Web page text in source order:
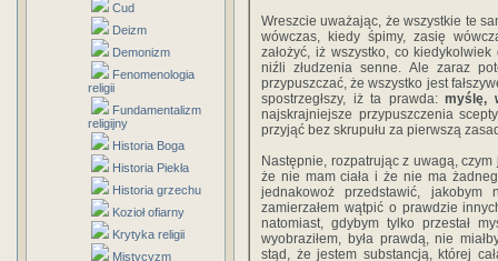
Cud
Deizm
Demonizm
Fenomenologia
religii
Fundamentalizm
religijny
Historia Boga
Historia Piekła
Historia grzechu
Kozioł ofiarny
Krytyka religii
Mistycyzm
Wreszcie uważając, że wszystkie te
wówczas, kiedy śpimy, zasię
założyć, iż wszystko, co
niźli złudzenia senne. Ale zaraz
przypuszczać, że wszystko jest
spostrzegłszy, iż ta prawda:myślę,
najskrajniejsze przypuszczenia
przyjąć bez skrupułu za pierwszą
Następnie, rozpatrując z uwagą,
że nie mam ciała i że nie ma
jednakowoż przedstawić,
zamierzałem wątpić o prawdzie
natomiast, gdybym tylko przestał
wyobraziłem, była prawdą, nie
stąd, że jestem substancją, której